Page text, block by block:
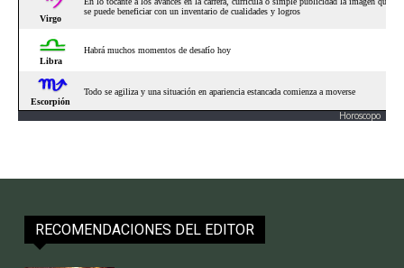
Horoscopo
RECOMENDACIONES DEL EDITOR